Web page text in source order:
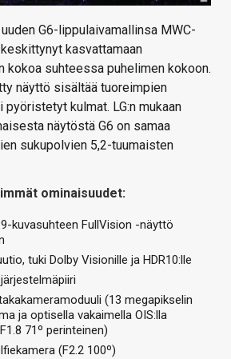
G6-lippulaivamallinsa MWC-
kasvattamaan
kokoa suhteessa puhelimen kokoon.
näyttö sisältää tuoreimpien
kulmat. LG:n mukaan
näytöstä G6 on samaa
sukupolvien 5,2-tuumaisten
ominaisuudet:
kuvasuhteen FullVision -näyttö
tuki Dolby Visionille ja HDR10:lle
(13 megapikselin
ja optisella vakaimella OIS:lla
71º perinteinen)
(F2.2 100º)